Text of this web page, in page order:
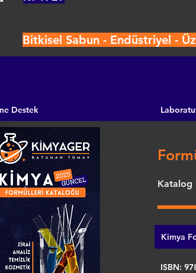
Bitkisel Sabun - Endüstriyel -
Destek
Katalog
Kimya
ISBN: